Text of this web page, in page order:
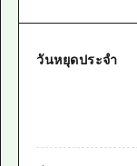
วันหยุดประจำ